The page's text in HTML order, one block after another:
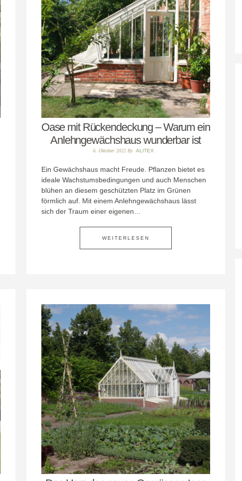
Oase mit Rückendeckung – Warum ein
Anlehngewächshaus wunderbar ist
6. Oktober 2022 By ALITEX
Ein Gewächshaus macht Freude. Pflanzen bietet es
ideale Wachstumsbedingungen und auch Menschen
blühen an diesem geschützten Platz im Grünen
förmlich auf. Mit einem Anlehngewächshaus lässt
sich der Traum einer eigenen…
WEITERLESEN